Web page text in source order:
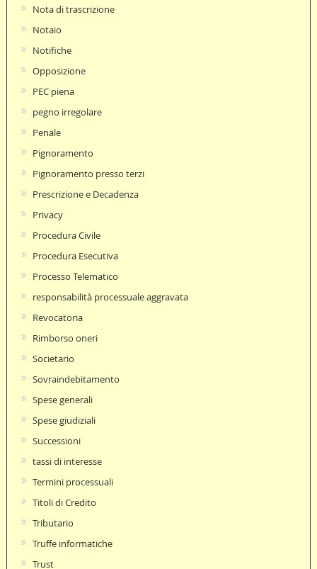
Nota di trascrizione
Notaio
Notifiche
Opposizione
PEC piena
pegno irregolare
Penale
Pignoramento
Pignoramento presso terzi
Prescrizione e Decadenza
Privacy
Procedura Civile
Procedura Esecutiva
Processo Telematico
responsabilità processuale aggravata
Revocatoria
Rimborso oneri
Societario
Sovraindebitamento
Spese generali
Spese giudiziali
Successioni
tassi di interesse
Termini processuali
Titoli di Credito
Tributario
Truffe informatiche
Trust